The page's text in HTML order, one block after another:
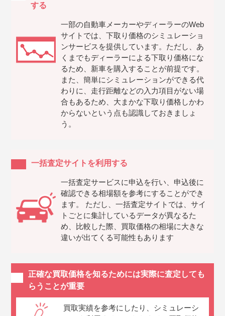
する
一部の自動車メーカーやディーラーのWeb
サイトでは、下取り価格のシミュレーショ
ンサービスを提供しています。ただし、あ
くまでもディーラーによる下取り価格にな
るため、新車を購入することが前提です。
また、簡単にシミュレーションができる代
わりに、走行距離などの入力項目がない場
合もあるため、大まかな下取り価格しかわ
からないという点も認識しておきましょ
う。
一括査定サイトを利用する
一括査定サービスに申込を行い、申込後に
確認できる相場額を参考にすることができ
ます。 ただし、一括査定サイトでは、サイ
トごとに集計しているデータが異なるた
め、比較した際、買取価格の相場に大きな
違いが出てくる可能性もあります
正確な買取価格を知るためには実際に査定しても
らうことが重要
買取実績を参考にしたり、シミュレーシ